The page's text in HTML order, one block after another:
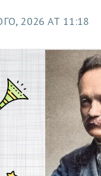
2026 AT 11:18